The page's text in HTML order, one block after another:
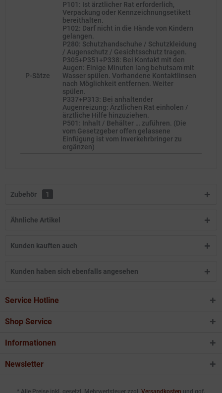
P-Sätze
P101: Ist ärztlicher Rat erforderlich,
Verpackung oder Kennzeichnungsetikett
bereithalten.
P102: Darf nicht in die Hände von Kindern
gelangen.
P280: Schutzhandschuhe / Schutzkleidung
/ Augenschutz / Gesichtsschutz tragen.
P305+P351+P338: Bei Kontakt mit den
Augen: Einige Minuten lang behutsam mit
Wasser spülen. Vorhandene Kontaktlinsen
nach Möglichkeit entfernen. Weiter
spülen.
P337+P313: Bei anhaltender
Augenreizung: Ärztlichen Rat einholen /
ärztliche Hilfe hinzuziehen.
P501: Inhalt / Behälter … zuführen. (Die
vom Gesetzgeber offen gelassene
Einfügung ist vom Inverkehrbringer zu
ergänzen)
Zubehör 1
Ähnliche Artikel
Kunden kauften auch
Kunden haben sich ebenfalls angesehen
Service Hotline
Shop Service
Informationen
Newsletter